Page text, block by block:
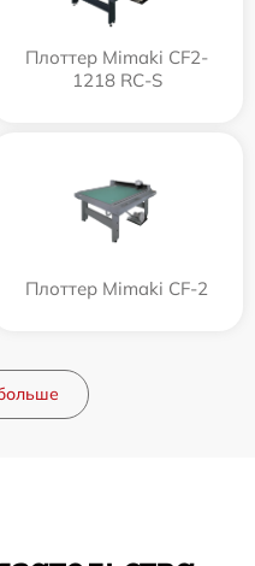
Плоттер Mimaki CF2-
1218 RC-S
Плоттер Mimaki CF-2